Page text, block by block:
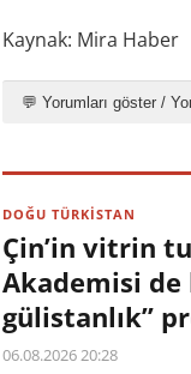
Kaynak: Mira Haber
💬 Yorumları göster /
DOĞU TÜRKİSTAN
Çin’in vitrin
Akademisi de
gülistanlık”
06.08.2026 20:28